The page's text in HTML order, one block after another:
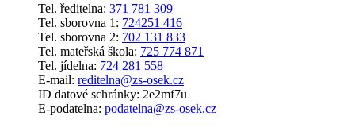
Tel. ředitelna: 371 781 309
Tel. sborovna 1: 724251 416
Tel. sborovna 2: 702 131 833
Tel. mateřská škola: 725 774 871
Tel. jídelna: 724 281 558
E-mail: reditelna@zs-osek.cz
ID datové schránky: 2e2mf7u
E-podatelna: podatelna@zs-osek.cz